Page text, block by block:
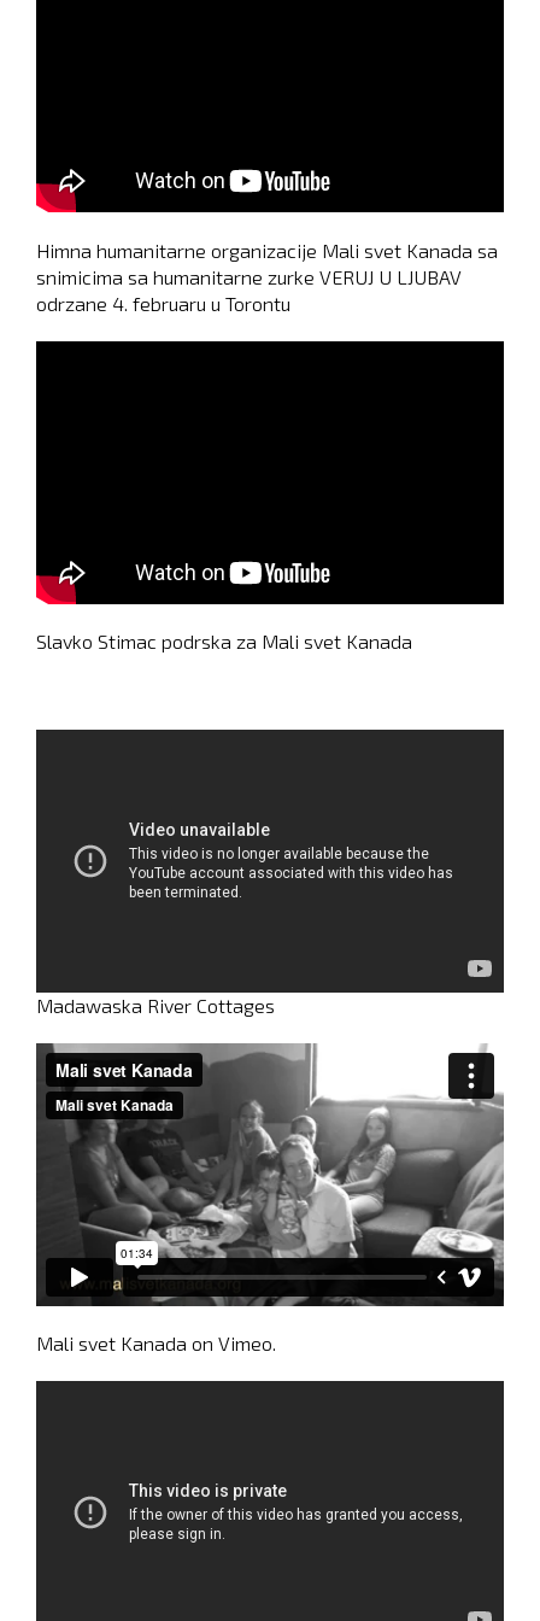
Himna humanitarne organizacije Mali svet Kanada sa
snimicima sa humanitarne zurke VERUJ U LJUBAV
odrzane 4. februaru u Torontu
Slavko Stimac podrska za Mali svet Kanada
Madawaska River Cottages
Mali svet Kanada on Vimeo.